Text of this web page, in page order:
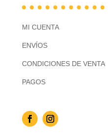
MI CUENTA
ENVÍOS
CONDICIONES DE VENTA
PAGOS